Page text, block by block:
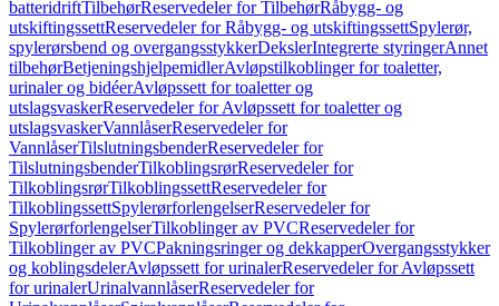
batteridriftTilbehørReservedeler for TilbehørRåbygg- og
utskiftingssettReservedeler for Råbygg- og utskiftingssettSpylerør,
spylerørsbend og overgangsstykkerDekslerIntegrerte styringerAnnet
tilbehørBetjeningshjelpemidlerAvløpstilkoblinger for toaletter,
urinaler og bidéerAvløpssett for toaletter og
utslagsvaskerReservedeler for Avløpssett for toaletter og
utslagsvaskerVannlåserReservedeler for
VannlåserTilslutningsbenderReservedeler for
TilslutningsbenderTilkoblingsrørReservedeler for
TilkoblingsrørTilkoblingssettReservedeler for
TilkoblingssettSpylerørforlengelserReservedeler for
SpylerørforlengelserTilkoblinger av PVCReservedeler for
Tilkoblinger av PVCPakningsringer og dekkapperOvergangsstykker
og koblingsdelerAvløpssett for urinalerReservedeler for Avløpssett
for urinalerUrinalvannlåserReservedeler for